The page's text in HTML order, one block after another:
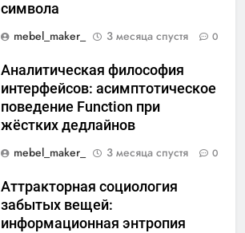
символа
mebel_maker_
3 месяца спустя 0
Аналитическая философия
интерфейсов: асимптотическое
поведение Function при
жёстких дедлайнов
mebel_maker_
3 месяца спустя 0
Аттракторная социология
забытых вещей:
информационная энтропия